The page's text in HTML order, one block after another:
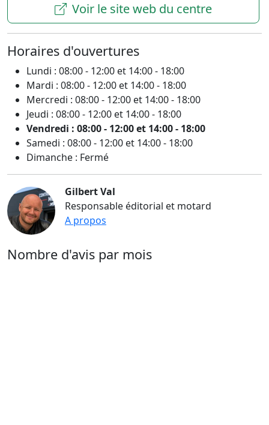
Voir le site web du centre
Horaires d'ouvertures
Lundi : 08:00 - 12:00 et 14:00 - 18:00
Mardi : 08:00 - 12:00 et 14:00 - 18:00
Mercredi : 08:00 - 12:00 et 14:00 - 18:00
Jeudi : 08:00 - 12:00 et 14:00 - 18:00
Vendredi : 08:00 - 12:00 et 14:00 - 18:00
Samedi : 08:00 - 12:00 et 14:00 - 18:00
Dimanche : Fermé
Gilbert Val
Responsable éditorial et motard
A propos
Nombre d'avis par mois